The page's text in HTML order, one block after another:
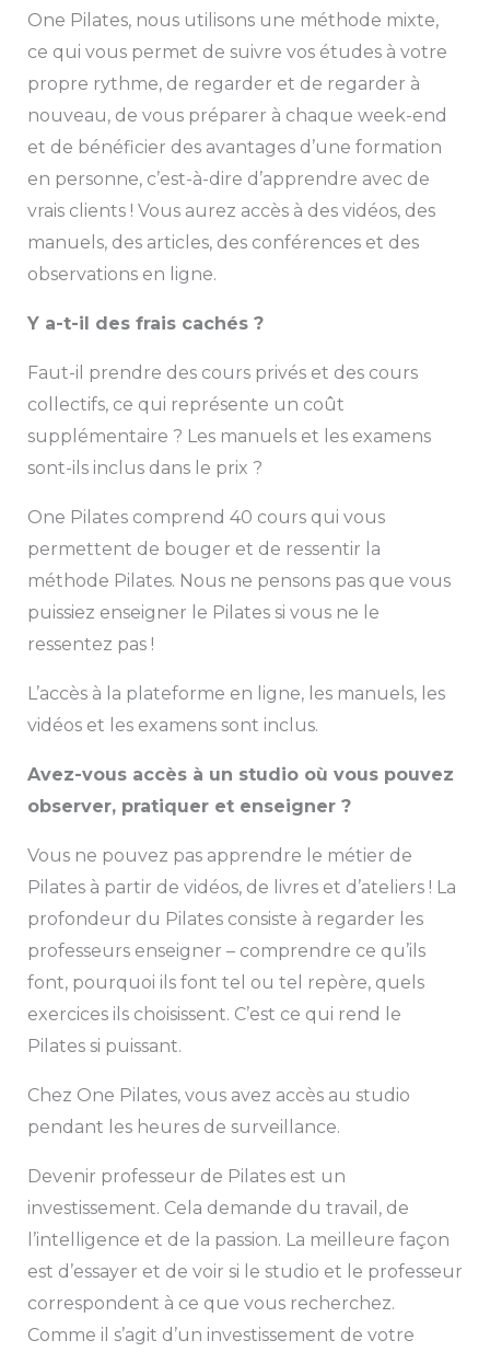
One Pilates, nous utilisons une méthode mixte,
ce qui vous permet de suivre vos études à votre
propre rythme, de regarder et de regarder à
nouveau, de vous préparer à chaque week-end
et de bénéficier des avantages d’une formation
en personne, c’est-à-dire d’apprendre avec de
vrais clients ! Vous aurez accès à des vidéos, des
manuels, des articles, des conférences et des
observations en ligne.
Y a-t-il des frais cachés ?
Faut-il prendre des cours privés et des cours
collectifs, ce qui représente un coût
supplémentaire ? Les manuels et les examens
sont-ils inclus dans le prix ?
One Pilates comprend 40 cours qui vous
permettent de bouger et de ressentir la
méthode Pilates. Nous ne pensons pas que vous
puissiez enseigner le Pilates si vous ne le
ressentez pas !
L’accès à la plateforme en ligne, les manuels, les
vidéos et les examens sont inclus.
Avez-vous accès à un studio où vous pouvez
observer, pratiquer et enseigner ?
Vous ne pouvez pas apprendre le métier de
Pilates à partir de vidéos, de livres et d’ateliers ! La
profondeur du Pilates consiste à regarder les
professeurs enseigner – comprendre ce qu’ils
font, pourquoi ils font tel ou tel repère, quels
exercices ils choisissent. C’est ce qui rend le
Pilates si puissant.
Chez One Pilates, vous avez accès au studio
pendant les heures de surveillance.
Devenir professeur de Pilates est un
investissement. Cela demande du travail, de
l’intelligence et de la passion. La meilleure façon
est d’essayer et de voir si le studio et le professeur
correspondent à ce que vous recherchez.
Comme il s’agit d’un investissement de votre